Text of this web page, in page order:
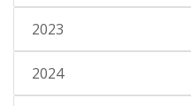
2023
2024